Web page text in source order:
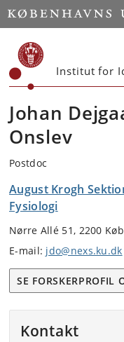
Start
Institut for
Johan
Onslev
Postdoc
August Krogh
Fysiologi
Nørre Allé 51, 2200
E-mail: jdo@nexs.ku.dk
SE FORSKERPROFIL
Kontakt